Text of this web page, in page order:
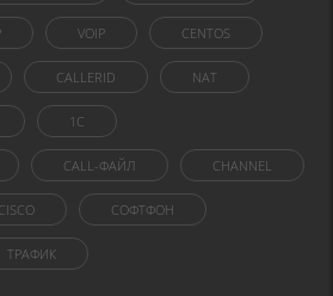
VOIP CENTOS
CALLERID NAT
1C
CALL-ФАЙЛ CHANNEL
CISCO СОФТФОН
ТРАФИК